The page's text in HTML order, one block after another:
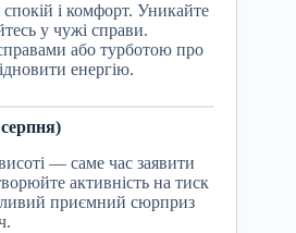
і комфорт. Уникайте
у чужі справи.
або турботою про
енергію.
— саме час заявити
активність на тиск
приємний сюрприз